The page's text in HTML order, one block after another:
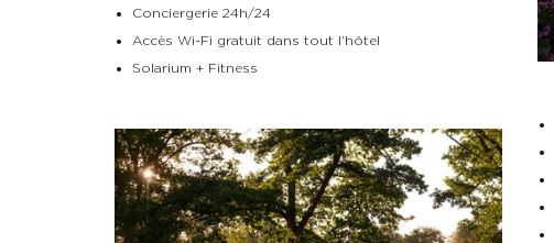
Conciergerie 24h/24
Accès Wi-Fi gratuit dans tout l’hôtel
Solarium + Fitness